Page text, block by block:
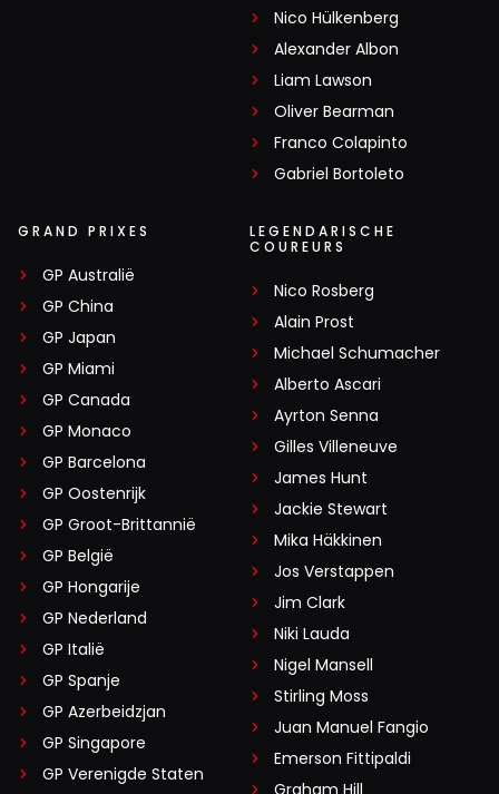
Nico Hülkenberg
Alexander Albon
Liam Lawson
Oliver Bearman
Franco Colapinto
Gabriel Bortoleto
GRAND PRIXES
GP Australië
GP China
GP Japan
GP Miami
GP Canada
GP Monaco
GP Barcelona
GP Oostenrijk
GP Groot-Brittannië
GP België
GP Hongarije
GP Nederland
GP Italië
GP Spanje
GP Azerbeidzjan
GP Singapore
GP Verenigde Staten
LEGENDARISCHE
COUREURS
Nico Rosberg
Alain Prost
Michael Schumacher
Alberto Ascari
Ayrton Senna
Gilles Villeneuve
James Hunt
Jackie Stewart
Mika Häkkinen
Jos Verstappen
Jim Clark
Niki Lauda
Nigel Mansell
Stirling Moss
Juan Manuel Fangio
Emerson Fittipaldi